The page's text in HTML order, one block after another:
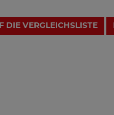
DIE VERGLEICHSLISTE